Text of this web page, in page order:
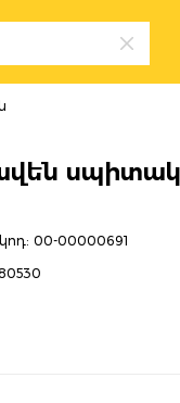
սպիտակ
00-00000691
80530